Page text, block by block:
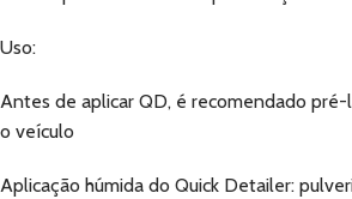
Uso:
Antes de aplicar QD, é recomendado
o veículo
Aplicação húmida do Quick Detailer: